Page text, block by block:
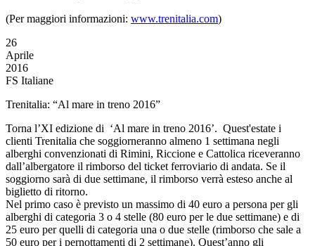
(Per maggiori informazioni: www.trenitalia.com)
26
Aprile
2016
FS Italiane
Trenitalia: “Al mare in treno 2016”
Torna l’XI edizione di ‘Al mare in treno 2016’. Quest'estate i
clienti Trenitalia che soggiorneranno almeno 1 settimana negli
alberghi convenzionati di Rimini, Riccione e Cattolica riceveranno
dall’albergatore il rimborso del ticket ferroviario di andata. Se il
soggiorno sarà di due settimane, il rimborso verrà esteso anche al
biglietto di ritorno.
Nel primo caso è previsto un massimo di 40 euro a persona per gli
alberghi di categoria 3 o 4 stelle (80 euro per le due settimane) e di
25 euro per quelli di categoria una o due stelle (rimborso che sale a
50 euro per i pernottamenti di 2 settimane). Quest’anno gli